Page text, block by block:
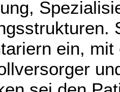
ein,